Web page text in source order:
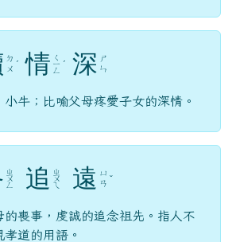
ㄉ
ㄨ ˊ 情 ㄑ
ㄧ
ㄥ
ˊ 深 ㄕ
ㄣ
小牛；比喻父母疼愛子女的深情。
ㄓ
ㄨ
ㄥ 追 ㄓ
ㄨ
ㄟ 遠 ㄩ
ㄢ ˇ
的喪事，虔誠的追念祖先。指人不
道的用語。